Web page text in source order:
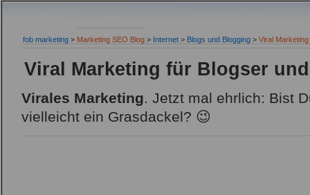
fob marketing > Marketing SEO Blog > Internet > Blogs und Blogging > Viral
Viral Marketing für Blogser
Virales Marketing. Jetzt mal ehrlich: Bist
vielleicht ein Grasdackel? 😉